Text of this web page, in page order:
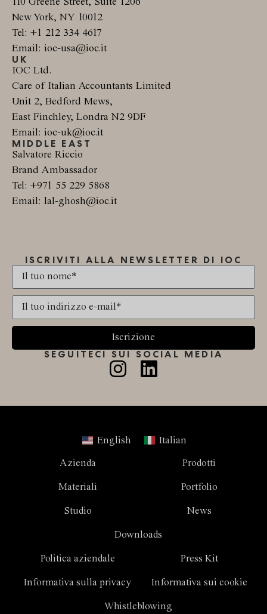
New York, NY 10012
Tel: +1 212 334 4617
Email: ioc-usa@ioc.it
UK
IOC Ltd.
Care of Italian Accountants Limited
Unit 2, Bedford Mews,
East Finchley, Londra N2 9DF
Email: ioc-uk@ioc.it
MIDDLE EAST
Salvatore Riccio
Brand Ambassador
Tel: +971 55 229 5868
Email: lal-ghosh@ioc.it
ISCRIVITI ALLA NEWSLETTER DI IOC
Iscrizione
SEGUITECI SUI SOCIAL MEDIA
Politica aziendale Press Kit
Informativa sulla privacy Informativa sui cookie
Whistleblowing
English Italian
Azienda Prodotti
Materiali Portfolio
Studio News
Downloads